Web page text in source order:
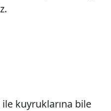
kuyruklarına bile